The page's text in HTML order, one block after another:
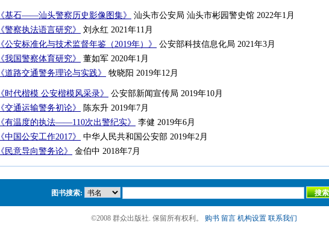
《基石——汕头警察历史影像图集》
汕头市公安局 汕头市彬园警史馆 2022年1月
《警察执法语言研究》
刘永红 2021年11月
《公安标准化与技术监督年鉴（2019年）》
公安部科技信息化局 2021年3月
《我国警察体育研究》
董如军 2020年1月
《道路交通警务理论与实践》
牧晓阳 2019年12月
《时代楷模 公安楷模风采录》
公安部新闻宣传局 2019年10月
《交通运输警务初论》
陈东升 2019年7月
《有温度的执法——110次出警纪实》
李健 2019年6月
《中国公安工作2017》
中华人民共和国公安部 2019年2月
《民意导向警务论》
金伯中 2018年7月
图书搜索:
©2008 群众出版社. 保留所有权利。 购书 留言 机构设置 联系我们